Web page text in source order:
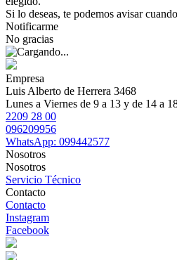
Si lo deseas, te podemos avisar
Notificarme
No gracias
Empresa
Luis Alberto de Herrera 3468
Lunes a Viernes de 9 a 13 y de 14 a
2209 28 00
096209956
WhatsApp: 099442577
Nosotros
Nosotros
Servicio Técnico
Contacto
Contacto
Instagram
Facebook